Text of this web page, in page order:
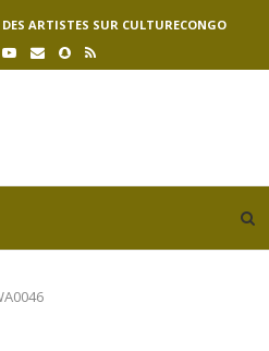
ARTISTES SUR CULTURECONGO